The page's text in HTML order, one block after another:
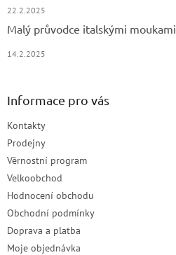
22.2.2025
Malý průvodce italskými moukami
14.2.2025
Informace pro vás
Kontakty
Prodejny
Věrnostní program
Velkoobchod
Hodnocení obchodu
Obchodní podmínky
Doprava a platba
Moje objednávka